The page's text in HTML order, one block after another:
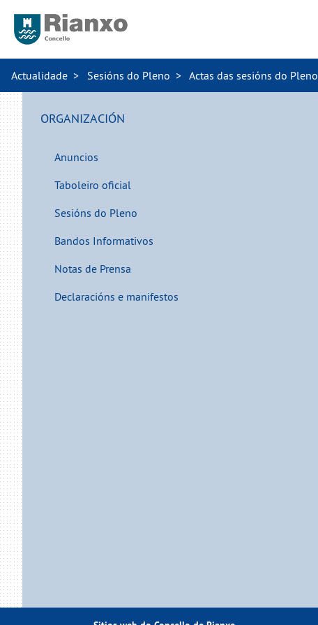
Actualidade Sesións do Pleno Actas das sesións do Pleno
ORGANIZACIÓN
Anuncios
Taboleiro oficial
Sesións do Pleno
Bandos Informativos
Notas de Prensa
Declaracións e manifestos